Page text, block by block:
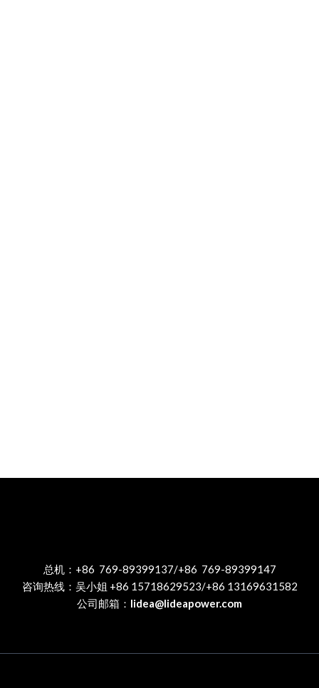
总机：+86 769-89399137/+86 769-89399147
咨询热线：吴小姐 +86 15718629523/+86 13169631582
公司邮箱： lidea@lideapower.com